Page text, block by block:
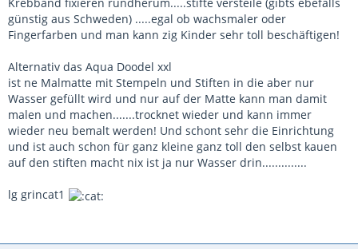
günstig aus Schweden) .....egal ob wachsmaler oder
Fingerfarben und man kann zig Kinder sehr toll beschäftigen!
Alternativ das Aqua Doodel xxl
ist ne Malmatte mit Stempeln und Stiften in die aber nur
Wasser gefüllt wird und nur auf der Matte kann man damit
malen und machen.......trocknet wieder und kann immer
wieder neu bemalt werden! Und schont sehr die Einrichtung
und ist auch schon für ganz kleine ganz toll den selbst kauen
auf den stiften macht nix ist ja nur Wasser drin..............
lg grincat1